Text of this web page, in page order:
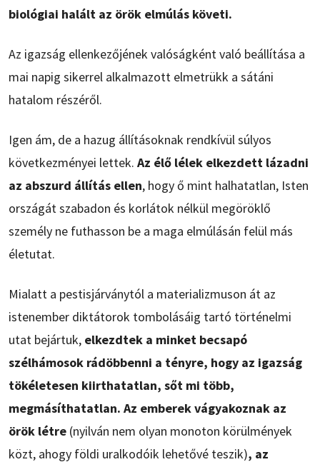
biológiai halált az örök elmúlás követi.
Az igazság ellenkezőjének valóságként való beállítása a
mai napig sikerrel alkalmazott elmetrükk a sátáni
hatalom részéről.
Igen ám, de a hazug állításoknak rendkívül súlyos
következményei lettek. Az élő lélek elkezdett lázadni
az abszurd állítás ellen, hogy ő mint halhatatlan, Isten
országát szabadon és korlátok nélkül megöröklő
személy ne futhasson be a maga elmúlásán felül más
életutat.
Mialatt a pestisjárványtól a materializmuson át az
istenember diktátorok tombolásáig tartó történelmi
utat bejártuk, elkezdtek a minket becsapó
szélhámosok rádöbbenni a tényre, hogy az igazság
tökéletesen kiirthatatlan, sőt mi több,
megmásíthatatlan. Az emberek vágyakoznak az
örök létre (nyilván nem olyan monoton körülmények
közt, ahogy földi uralkodóik lehetővé teszik), az